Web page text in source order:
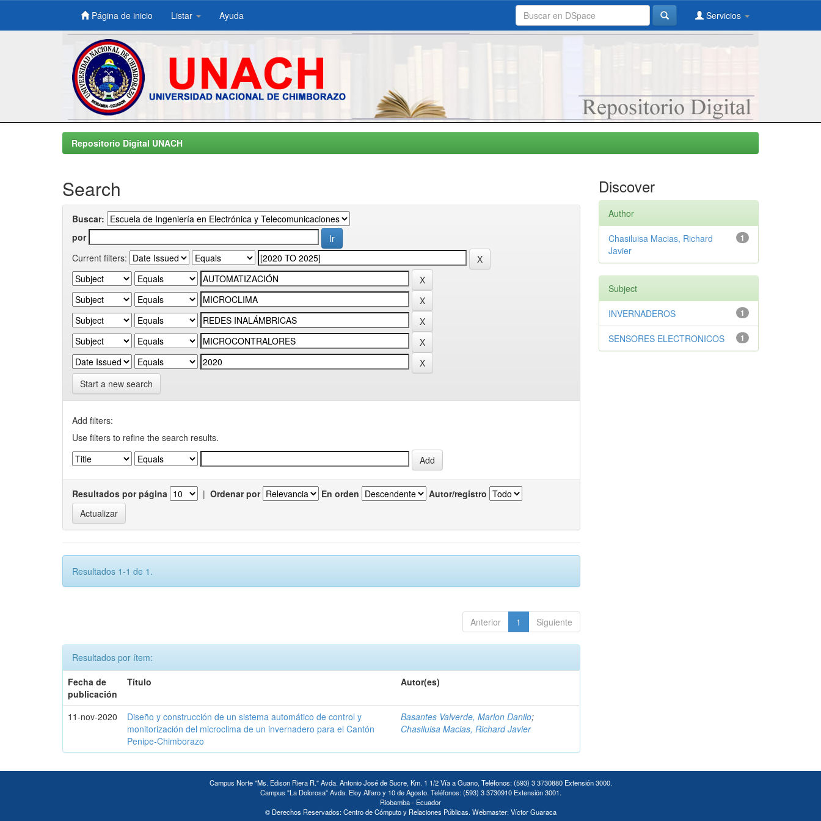
Skip
Página de inicio Listar Ayuda Servicios
Repositorio Digital UNACH
Search
Buscar:
por
Current filters:
Start a new search
Add filters:
Use filters to refine the search results.
Resultados por página | Ordenar por En orden Autor/registro
Resultados 1-1 de 1.
Anterior 1 Siguiente
Resultados por ítem:
Fecha de
publicación
Título Autor(es)
11-nov-2020
Diseño y construcción de un sistema automático de control y
monitorización del microclima de un invernadero para el Cantón
Penipe-Chimborazo
Basantes Valverde, Marlon Danilo;
Chasiluisa Macias, Richard Javier
Discover
Author
1
Chasiluisa Macias, Richard
Javier
Subject
1
INVERNADEROS
1
SENSORES ELECTRONICOS
Campus Norte "Ms. Edison Riera R." Avda. Antonio José de Sucre, Km. 1 1/2 Vía a Guano, Teléfonos: (593) 3 3730880 Extensión 3000.
Campus "La Dolorosa" Avda. Eloy Alfaro y 10 de Agosto. Teléfonos: (593) 3 3730910 Extensión 3001.
Riobamba - Ecuador
© Derechos Reservados: Centro de Cómputo y Relaciones Públicas. Webmaster: Víctor Guaraca